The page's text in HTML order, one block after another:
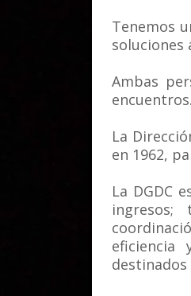
Tenemos
soluciones
Ambas
encuentros.
La
en 1962,
La DGDC
eficiencia